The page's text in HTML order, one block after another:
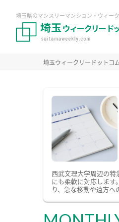
埼玉県のマンスリーマンション・ウィー
埼玉ウィークリードットコ
西武文理大学周辺の
にも柔軟に対応します
り、急な移動や遠方へ